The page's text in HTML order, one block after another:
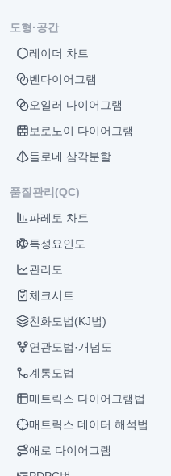
도형·공간
레이더 차트
벤다이어그램
오일러 다이어그램
보로노이 다이어그램
들로네 삼각분할
품질관리(QC)
파레토 차트
특성요인도
관리도
체크시트
친화도법(KJ법)
연관도법·개념도
계통도법
매트릭스 다이어그램법
매트릭스 데이터 해석법
애로 다이어그램